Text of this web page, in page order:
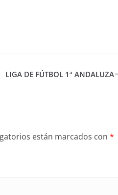
LIGA DE FÚTBOL 1ª ANDALUZA
están marcados con *